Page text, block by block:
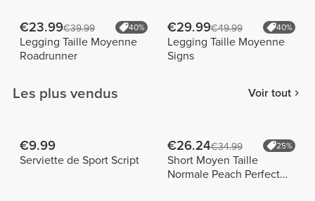
€23.99€39.99 40%
Legging Taille Moyenne
Roadrunner
€29.99€49.99 40%
Legging Taille Moyenne
Signs
Les plus vendus Voir tout
€9.99
Serviette de Sport Script
€26.24€34.99 25%
Short Moyen Taille
Normale Peach Perfect